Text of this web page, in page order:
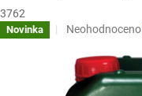
3762
Novinka
Průměrné
produktu
0,0
Neohodnoceno